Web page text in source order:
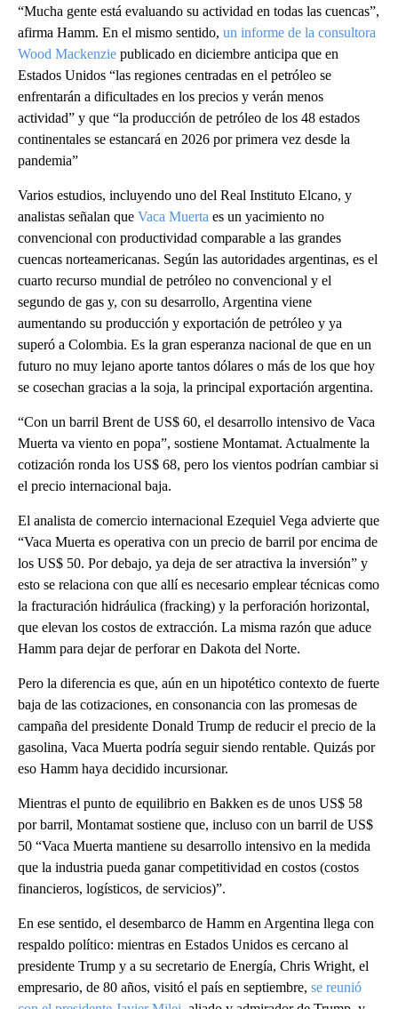
“Mucha gente está evaluando su actividad en todas las cuencas”,
afirma Hamm. En el mismo sentido, un informe de la consultora
Wood Mackenzie publicado en diciembre anticipa que en
Estados Unidos “las regiones centradas en el petróleo se
enfrentarán a dificultades en los precios y verán menos
actividad” y que “la producción de petróleo de los 48 estados
continentales se estancará en 2026 por primera vez desde la
pandemia”
Varios estudios, incluyendo uno del Real Instituto Elcano, y
analistas señalan que Vaca Muerta es un yacimiento no
convencional con productividad comparable a las grandes
cuencas norteamericanas. Según las autoridades argentinas, es el
cuarto recurso mundial de petróleo no convencional y el
segundo de gas y, con su desarrollo, Argentina viene
aumentando su producción y exportación de petróleo y ya
superó a Colombia. Es la gran esperanza nacional de que en un
futuro no muy lejano aporte tantos dólares o más de los que hoy
se cosechan gracias a la soja, la principal exportación argentina.
“Con un barril Brent de US$ 60, el desarrollo intensivo de Vaca
Muerta va viento en popa”, sostiene Montamat. Actualmente la
cotización ronda los US$ 68, pero los vientos podrían cambiar si
el precio internacional baja.
El analista de comercio internacional Ezequiel Vega advierte que
“Vaca Muerta es operativa con un precio de barril por encima de
los US$ 50. Por debajo, ya deja de ser atractiva la inversión” y
esto se relaciona con que allí es necesario emplear técnicas como
la fracturación hidráulica (fracking) y la perforación horizontal,
que elevan los costos de extracción. La misma razón que aduce
Hamm para dejar de perforar en Dakota del Norte.
Pero la diferencia es que, aún en un hipotético contexto de fuerte
baja de las cotizaciones, en consonancia con las promesas de
campaña del presidente Donald Trump de reducir el precio de la
gasolina, Vaca Muerta podría seguir siendo rentable. Quizás por
eso Hamm haya decidido incursionar.
Mientras el punto de equilibrio en Bakken es de unos US$ 58
por barril, Montamat sostiene que, incluso con un barril de US$
50 “Vaca Muerta mantiene su desarrollo intensivo en la medida
que la industria pueda ganar competitividad en costos (costos
financieros, logísticos, de servicios)”.
En ese sentido, el desembarco de Hamm en Argentina llega con
respaldo político: mientras en Estados Unidos es cercano al
presidente Trump y a su secretario de Energía, Chris Wright, el
empresario, de 80 años, visitó el país en septiembre, se reunió